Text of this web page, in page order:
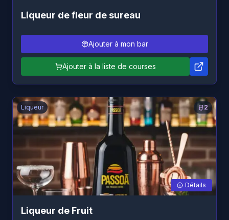
Liqueur de fleur de sureau
Ajouter à mon bar
Ajouter à la liste de courses
2
Liqueur
Détails
Liqueur de Fruit